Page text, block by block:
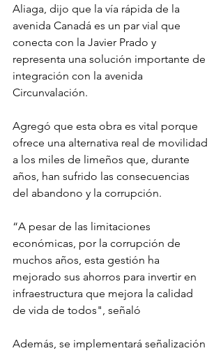
Aliaga, dijo que la vía rápida de la
avenida Canadá es un par vial que
conecta con la Javier Prado y
representa una solución importante de
integración con la avenida
Circunvalación.
Agregó que esta obra es vital porque
ofrece una alternativa real de movilidad
a los miles de limeños que, durante
años, han sufrido las consecuencias
del abandono y la corrupción.
“A pesar de las limitaciones
económicas, por la corrupción de
muchos años, esta gestión ha
mejorado sus ahorros para invertir en
infraestructura que mejora la calidad
de vida de todos", señaló
Además, se implementará señalización